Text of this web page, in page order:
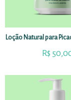
Loção Natural para
R$